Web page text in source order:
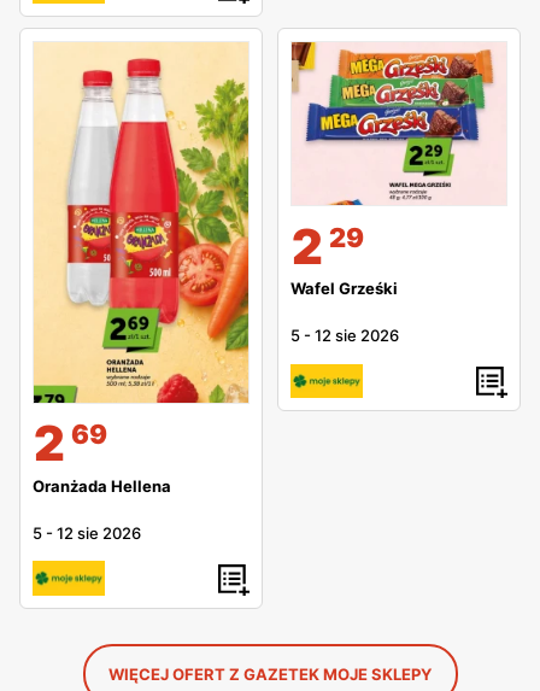
2 69
Oranżada Hellena
5 -12 sie 2026
2 29
Wafel Grześki
5 -12 sie 2026
WIĘCEJ OFERT Z GAZETEK MOJE SKLEPY